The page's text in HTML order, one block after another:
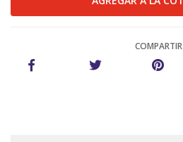
COMPARTIR